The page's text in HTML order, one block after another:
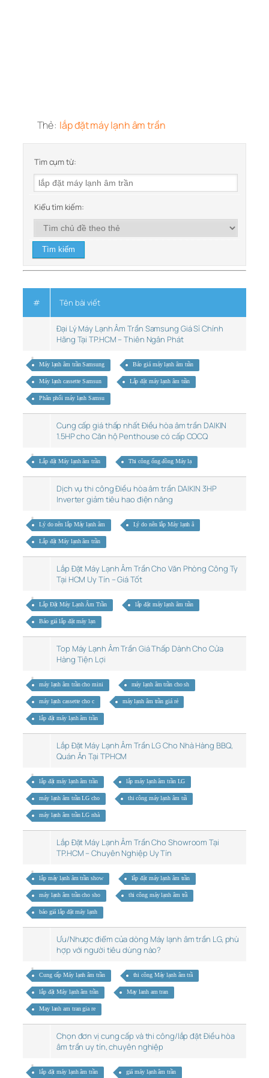
Thẻ: lắp đặt máy lạnh âm trần
Tìm cụm từ:
Kiểu tìm kiếm:
# Tên bài viết
Đại Lý Máy Lạnh Âm Trần Samsung Giá Sỉ Chính
Hãng Tại TP.HCM – Thiên Ngân Phát
Máy lạnh âm trần Samsung Báo giá máy lạnh âm trần
Máy lạnh cassette Samsun Lắp đặt máy lạnh âm trần
Phân phối máy lạnh Samsu
Cung cấp giá thấp nhất Điều hòa âm trần DAIKIN
1.5HP cho Căn hộ Penthouse có cấp COCQ
Lắp đặt Máy lạnh âm trần Thi công ống đồng Máy lạ
Dịch vụ thi công Điều hòa âm trần DAIKIN 3HP
Inverter giảm tiêu hao điện năng
Lý do nên lắp Máy lạnh âm Lý do nên lắp Máy lạnh â
Lắp đặt Máy lạnh âm trần
Lắp Đặt Máy Lạnh Âm Trần Cho Văn Phòng Công Ty
Tại HCM Uy Tín – Giá Tốt
Lắp Đặt Máy Lạnh Âm Trần lắp đặt máy lạnh âm trần
Báo giá lắp đặt máy lạn
Top Máy Lạnh Âm Trần Giá Thấp Dành Cho Cửa
Hàng Tiện Lợi
máy lạnh âm trần cho mini máy lạnh âm trần cho sh
máy lạnh cassette cho c máy lạnh âm trần giá rẻ
lắp đặt máy lạnh âm trần
Lắp Đặt Máy Lạnh Âm Trần LG Cho Nhà Hàng BBQ,
Quán Ăn Tại TPHCM
lắp đặt máy lạnh âm trần lắp máy lạnh âm trần LG
máy lạnh âm trần LG cho thi công máy lạnh âm trầ
máy lạnh âm trần LG nhà
Lắp Đặt Máy Lạnh Âm Trần Cho Showroom Tại
TP.HCM – Chuyên Nghiệp Uy Tín
lắp máy lạnh âm trần show lắp đặt máy lạnh âm trần
máy lạnh âm trần cho sho thi công máy lạnh âm trầ
báo giá lắp đặt máy lạnh
Ưu/Nhược điểm của dòng Máy lạnh âm trần LG, phù
hợp với người tiêu dùng nào?
Cung cấp Máy lạnh âm trần thi công Máy lạnh âm trầ
lắp đặt Máy lạnh âm trần May lanh am tran
May lanh am tran gia re
Chọn đơn vị cung cấp và thi công/lắp đặt Điều hòa
âm trần uy tín, chuyên nghiệp
lắp đặt máy lạnh âm trần giá máy lạnh âm trần